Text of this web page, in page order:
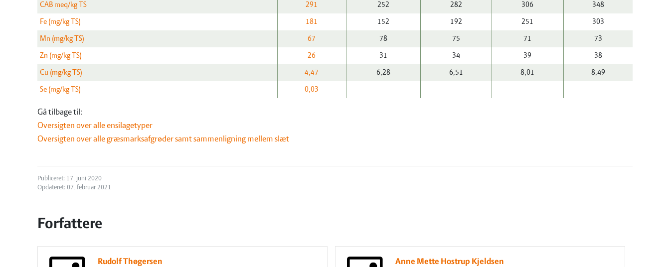
CAB meq/kg TS 291 252 282 306 348
Fe (mg/kg TS) 181 152 192 251 303
Mn (mg/kg TS) 67 78 75 71 73
Zn (mg/kg TS) 26 31 34 39 38
Cu (mg/kg TS) 4,47 6,28 6,51 8,01 8,49
Se (mg/kg TS) 0,03
Gå tilbage til:
Oversigten over alle ensilagetyper
Oversigten over alle græsmarksafgrøder samt sammenligning mellem slæt
Publiceret: 17. juni 2020
Opdateret: 07. februar 2021
Forfattere
Rudolf Thøgersen Anne Mette Hostrup Kjeldsen